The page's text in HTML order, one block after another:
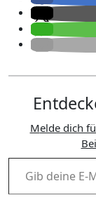
Melde dich für ein Abonnement an, um die neuesten
Gib deine E-Mail-Adresse ein ...